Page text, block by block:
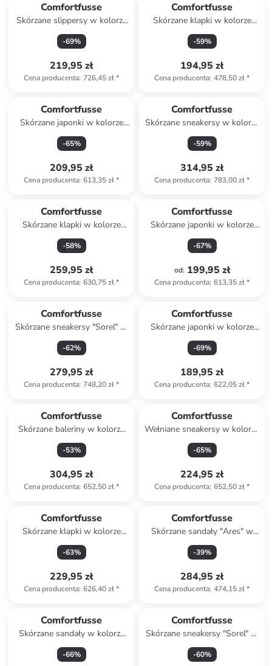
Comfortfusse
Skórzane slippersy w kolorze
morskim
-69%
219,95 zł
Cena producenta: 726,45 zł*
Comfortfusse
Skórzane klapki w kolorze
jasnobrązowym
-59%
194,95 zł
Cena producenta: 478,50 zł*
Comfortfusse
Skórzane japonki w kolorze
białym
-65%
209,95 zł
Cena producenta: 613,35 zł*
Comfortfusse
Skórzane sneakersy w kolorze
granatowym
-59%
314,95 zł
Cena producenta: 783,00 zł*
Comfortfusse
Skórzane klapki w kolorze
czerwonym
-58%
259,95 zł
Cena producenta: 630,75 zł*
Comfortfusse
Skórzane japonki w kolorze
srebrnym
-67%
od: 199,95 zł
Cena producenta: 613,35 zł*
Comfortfusse
Skórzane sneakersy "Sorel" w
kolorze czarnym
-62%
279,95 zł
Cena producenta: 748,20 zł*
Comfortfusse
Skórzane japonki w kolorze
jasnobrązowym
-69%
189,95 zł
Cena producenta: 622,05 zł*
Comfortfusse
Skórzane baleriny w kolorze
białym
-53%
304,95 zł
Cena producenta: 652,50 zł*
Comfortfusse
Wełniane sneakersy w kolorze
jasnobrązowym
-65%
224,95 zł
Cena producenta: 652,50 zł*
Comfortfusse
Skórzane klapki w kolorze
brązowym
-63%
229,95 zł
Cena producenta: 626,40 zł*
Comfortfusse
Skórzane sandały "Ares" w
kolorze białym
-39%
284,95 zł
Cena producenta: 474,15 zł*
Comfortfusse
Skórzane sandały w kolorze
brązowym
-66%
Comfortfusse
Skórzane sneakersy "Sorel" w
kolorze granatowym
-60%